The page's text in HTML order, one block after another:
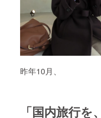
昨年10月、
「国内旅行を、